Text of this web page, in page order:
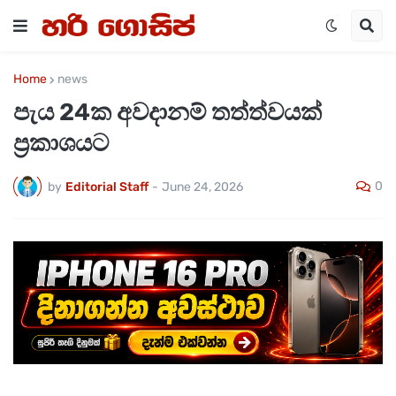
Home news
පැය 24ක අවදානම් තත්ත්වයක්
ප්‍රකාශයට
by Editorial Staff - June 24, 2026 0